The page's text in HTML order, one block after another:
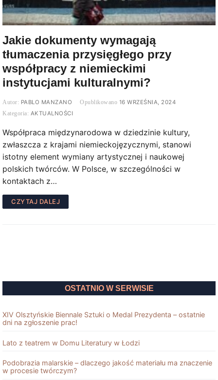
Jakie dokumenty wymagają
tłumaczenia przysięgłego przy
współpracy z niemieckimi
instytucjami kulturalnymi?
PABLO MANZANO
16 WRZEŚNIA, 2024
AKTUALNOŚCI
Współpraca międzynarodowa w dziedzinie kultury,
zwłaszcza z krajami niemieckojęzycznymi, stanowi
istotny element wymiany artystycznej i naukowej
polskich twórców. W Polsce, w szczególności w
kontaktach z…
CZYTAJ DALEJ
OSTATNIO W SERWISIE
XIV Olsztyńskie Biennale Sztuki o Medal Prezydenta – ostatnie
dni na zgłoszenie prac!
Lato z teatrem w Domu Literatury w Łodzi
Podobrazia malarskie – dlaczego jakość materiału ma znaczenie
w procesie twórczym?